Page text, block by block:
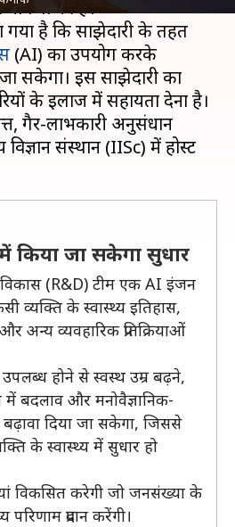
की है।
है कि साझेदारी के तहत
(AI) का उपयोग करके
जा सकेगा। इस साझेदारी का
के इलाज में सहायता देना है।
गैर-लाभकारी अनुसंधान
संस्थान (IISc) में होस्ट
किया जा सकेगा सुधार
विकास (R&D) टीम एक AI इंजन
व्यक्ति के स्वास्थ्य इतिहास,
अन्य व्यवहारिक प्रतिक्रियाओं
होने से स्वस्थ उम्र बढ़ने,
बदलाव और मनोवैज्ञानिक-
दिया जा सकेगा, जिससे
के स्वास्थ्य में सुधार हो
विकसित करेगी जो जनसंख्या के
प्रदान करेंगी।